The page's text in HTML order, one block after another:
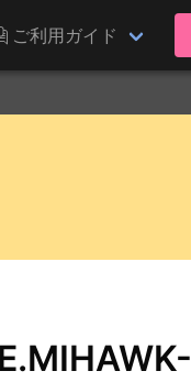
ご利用ガイド